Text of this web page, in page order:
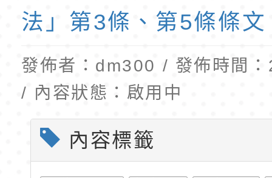
法」第3條、第5條條文
發佈者：dm300 / 發佈時間
/ 內容狀態：啟用中
內容標籤